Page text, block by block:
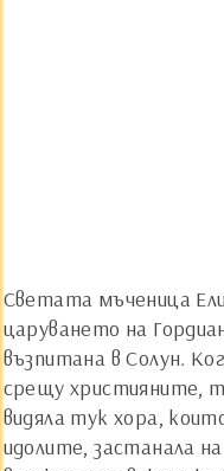
Светата мъченица
царуването на
възпитана в Солун.
срещу християните,
видяла тук хора,
идолите, застанала